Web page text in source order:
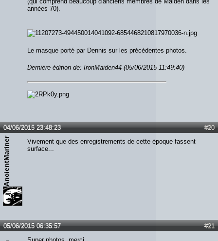
années 70).
Le masque porté par Dennis sur les précédentes photos.
Dernière édition de: IronMaiden44 (05/06/2015 11:49:40)
#20
04/06/2015 23:48:23
AncientMariner
Vivement que des enregistrements de cette époque fassent
surface...
#21
05/06/2015 06:35:57